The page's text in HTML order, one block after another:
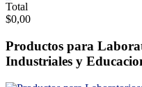
Total
$0,00
Productos para
Industriales y